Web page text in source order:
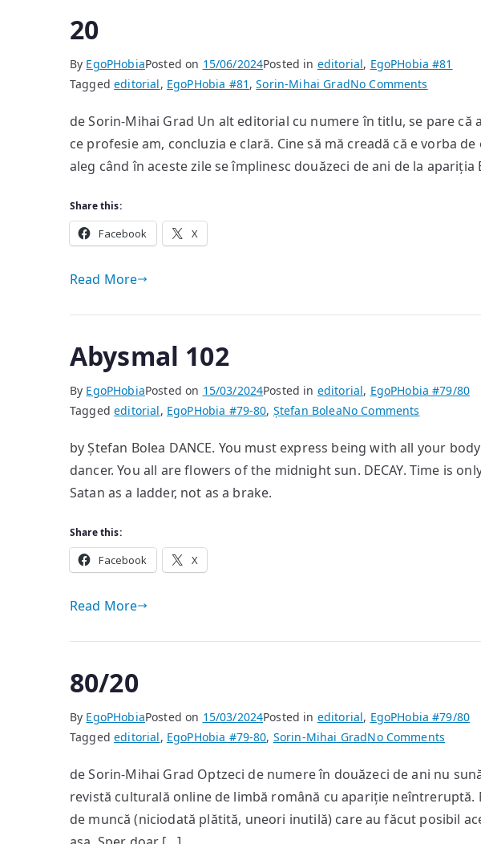
20
By EgoPHobiaPosted on 15/06/2024Posted in editorial, EgoPHobia #81
Taggededitorial, EgoPHobia #81 ,Sorin-Mihai GradNo Comments
de Sorin-Mihai Grad Un alt editorial cu numere în titlu, se pare că
ce profesie am, concluzia e clară. Cine să mă creadă că e vorba
aleg când în aceste zile se împlinesc douăzeci de ani de la apariția
Share this:
Facebook X
Read More
Abysmal 102
By EgoPHobiaPosted on 15/03/2024Posted in editorial, EgoPHobia #79/80
Taggededitorial, EgoPHobia #79-80, Ștefan BoleaNo Comments
102
by Ștefan Bolea DANCE. You must express being with all your
dancer. You all are flowers of the midnight sun. DECAY. Time is
Satan as a ladder, not as a brake.
Share this:
Facebook X
Read More
80/20
By EgoPHobiaPosted on 15/03/2024Posted in editorial, EgoPHobia #79/80
Taggededitorial, EgoPHobia #79-80, Sorin-Mihai GradNo Comments
de Sorin-Mihai Grad Optzeci de numere în douăzeci de ani nu
revistă culturală online de limbă română cu apariție
de muncă (niciodată plătită, uneori inutilă) care au făcut posibil